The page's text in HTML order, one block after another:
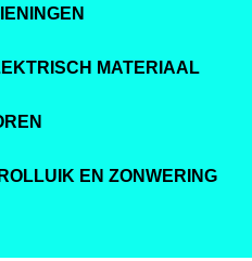
MATERIAAL
EN ZONWERING